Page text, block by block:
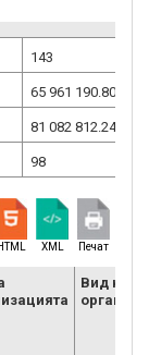
143
65 961 190.80
81 082 812.24
98
XML Печат
Вид на